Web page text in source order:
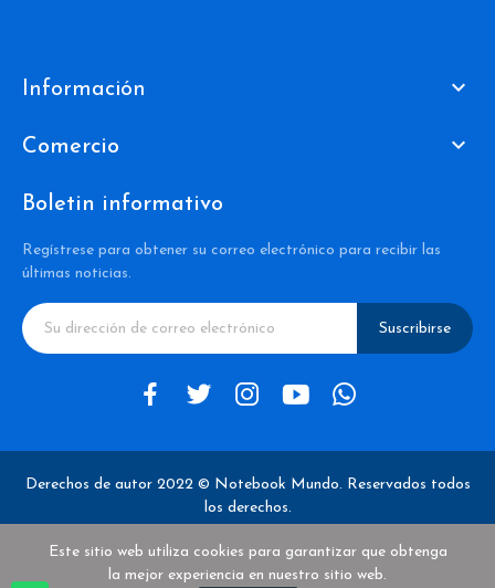
Información 
Comercio 
Boletin informativo
Regístrese para obtener su correo electrónico para recibir las
últimas noticias.
Suscribirse
Derechos de autor 2022 © Notebook Mundo. Reservados todos
los derechos.
Este sitio web utiliza cookies para garantizar que obtenga
la mejor experiencia en nuestro sitio web.